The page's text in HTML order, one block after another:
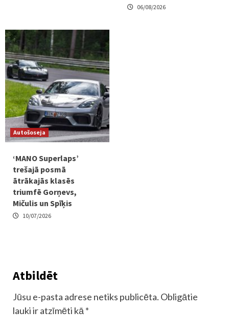
06/08/2026
Autošoseja
‘MANO Superlaps’
trešajā posmā
ātrākajās klasēs
triumfē Gorņevs,
Mičulis un Spīķis
10/07/2026
Atbildēt
Jūsu e-pasta adrese netiks publicēta. Obligātie
lauki ir atzīmēti kā *